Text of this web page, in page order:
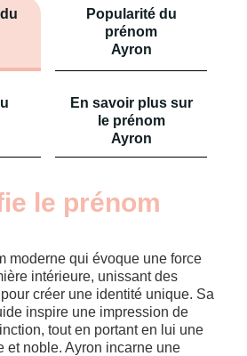
Popularité du
prénom
Ayron
En savoir plus sur
le prénom
Ayron
le prénom
moderne qui évoque une force
intérieure, unissant des
créer une identité unique. Sa
inspire une impression de
tout en portant en lui une
et noble. Ayron incarne une